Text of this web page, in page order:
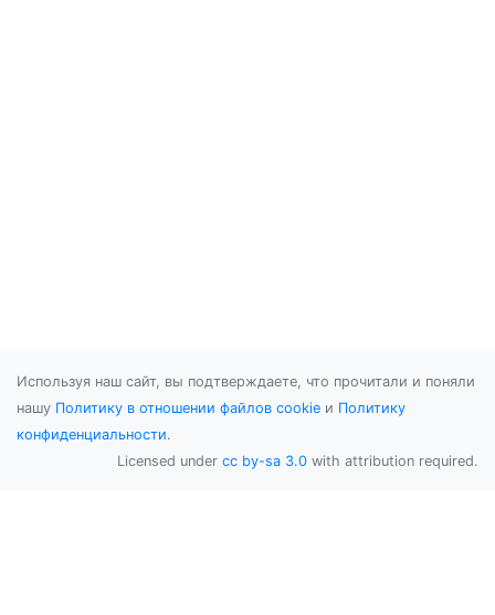
Используя наш сайт, вы подтверждаете, что прочитали и поняли
нашу Политику в отношении файлов cookie и Политику
конфиденциальности.
Licensed under cc by-sa 3.0 with attribution required.